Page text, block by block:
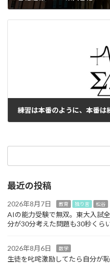
練習は本番のように、本番は
最近の投稿
2026年8月7日 教育 独り言 松谷
AIの能力受験で無双。東大入試
分が30分考えた問題も30秒くら
2026年8月6日 数学
生徒を叱咤激励してたら自分が